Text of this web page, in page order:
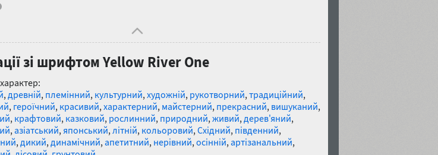
зі шрифтом Yellow River One
,древній, племінний, культурний,художній, рукотворний,традиційний,
, героїчний, красивий,характерний, майстерний, прекрасний, вишуканий,
, крафтовий, казковий, рослинний, природний,живий,дерев'яний,
,азіатський,японський,літній, кольоровий,Східний, південний,
,дикий,динамічний,апетитний, нерівний,осінній,артізанальний,